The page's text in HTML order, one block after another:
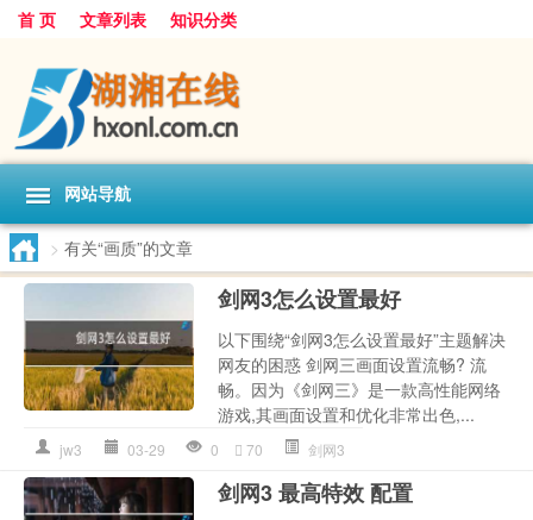
首 页 文章列表 知识分类
网站导航
> 有关“画质”的文章
剑网3怎么设置最好
以下围绕“剑网3怎么设置最好”主题解决
网友的困惑 剑网三画面设置流畅? 流
畅。因为《剑网三》是一款高性能网络
游戏,其画面设置和优化非常出色,...
jw3 03-29 0 70 剑网3
剑网3 最高特效 配置